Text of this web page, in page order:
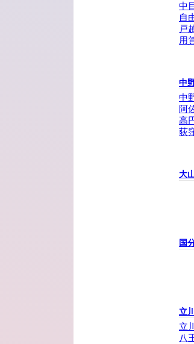
中
自
戸
用
中
中
阿
高
荻
大
国
立
立
八